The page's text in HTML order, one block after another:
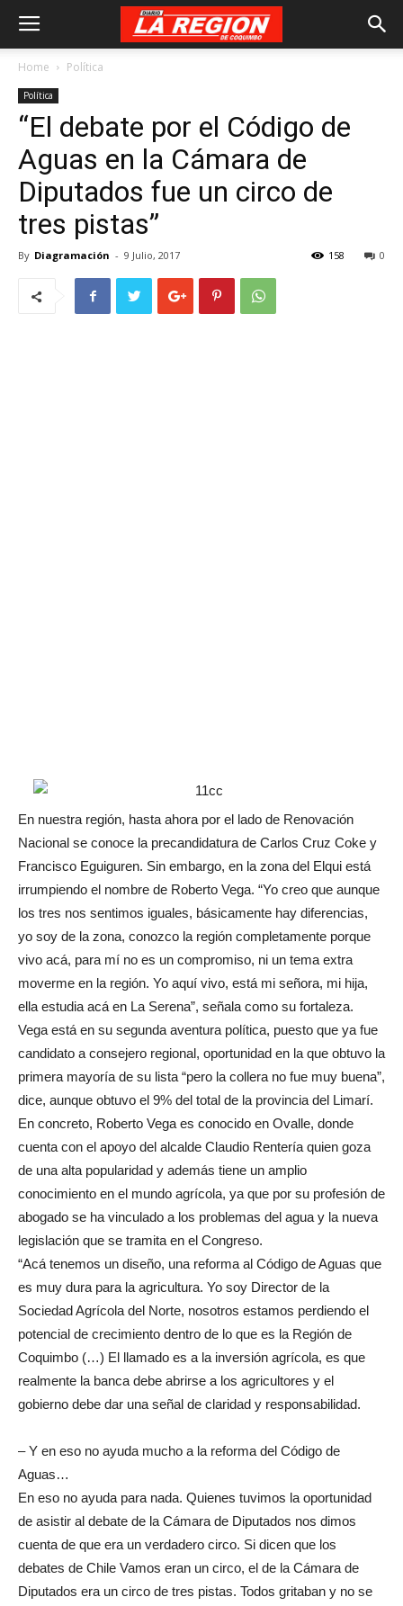
Home Política
Política
“El debate por el Código de
Aguas en la Cámara de
Diputados fue un circo de
tres pistas”
By Diagramación - 9 Julio, 2017 0
158
En nuestra región, hasta ahora por el lado de Renovación
Nacional se conoce la precandidatura de Carlos Cruz Coke y
Francisco Eguiguren. Sin embargo, en la zona del Elqui está
irrumpiendo el nombre de Roberto Vega. “Yo creo que aunque
los tres nos sentimos iguales, básicamente hay diferencias,
yo soy de la zona, conozco la región completamente porque
vivo acá, para mí no es un compromiso, ni un tema extra
moverme en la región. Yo aquí vivo, está mi señora, mi hija,
ella estudia acá en La Serena”, señala como su fortaleza.
Vega está en su segunda aventura política, puesto que ya fue
candidato a consejero regional, oportunidad en la que obtuvo la
primera mayoría de su lista “pero la collera no fue muy buena”,
dice, aunque obtuvo el 9% del total de la provincia del Limarí.
En concreto, Roberto Vega es conocido en Ovalle, donde
cuenta con el apoyo del alcalde Claudio Rentería quien goza
de una alta popularidad y además tiene un amplio
conocimiento en el mundo agrícola, ya que por su profesión de
abogado se ha vinculado a los problemas del agua y la nueva
legislación que se tramita en el Congreso.
“Acá tenemos un diseño, una reforma al Código de Aguas que
es muy dura para la agricultura. Yo soy Director de la
Sociedad Agrícola del Norte, nosotros estamos perdiendo el
potencial de crecimiento dentro de lo que es la Región de
Coquimbo (…) El llamado es a la inversión agrícola, es que
realmente la banca debe abrirse a los agricultores y el
gobierno debe dar una señal de claridad y responsabilidad.
– Y en eso no ayuda mucho a la reforma del Código de
Aguas…
En eso no ayuda para nada. Quienes tuvimos la oportunidad
de asistir al debate de la Cámara de Diputados nos dimos
cuenta de que era un verdadero circo. Si dicen que los
debates de Chile Vamos eran un circo, el de la Cámara de
Diputados era un circo de tres pistas. Todos gritaban y no se